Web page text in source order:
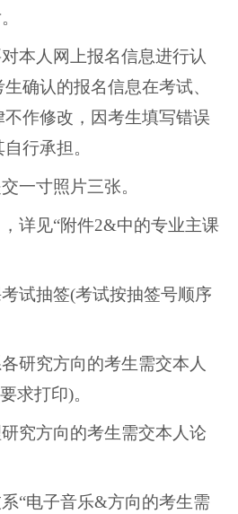
人网上报名信息进行认
确认的报名信息在考试、
作修改，因考生填写错误
行承担。
寸照片三张。
见“附件2&中的专业主课
抽签(考试按抽签号顺序
究方向的考生需交本人
求打印)。
方向的考生需交本人论
电子音乐&方向的考生需